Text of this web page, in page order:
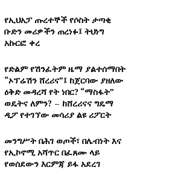
የኢህአፓ ጡረተኞች የሶስት ታጣቂ
ቡድን መሪዎችን ጠረነፉ፤ ትህነግ
አኩርፎ ቀረ
የድልም የሽንፈትም ዜማ ያልተሰማበት
“ኦፕሬሽን ሸረሪና”፤ ከጀርባው ያዘለው
ዕቅድ መዳረሻ የት ነበር? “ማስፋት”
ወዴትና ለምን? – ከሸረሪናና ግዴማ
ዲፖ የተገኘው መሳሪያ ልዩ ሪፖርት
መንግሥት በሕገ ወጦች፣ በሌብነት እና
የኢኮኖሚ አሻጥር በፈጸሙ ላይ
የወሰደውን እርምጃ ይፋ አደረገ